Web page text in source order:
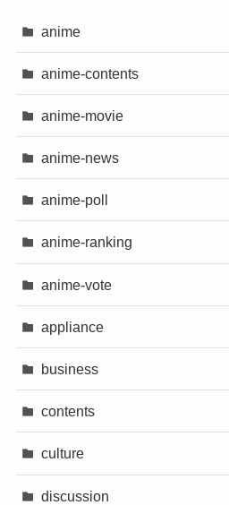
anime
anime-contents
anime-movie
anime-news
anime-poll
anime-ranking
anime-vote
appliance
business
contents
culture
discussion